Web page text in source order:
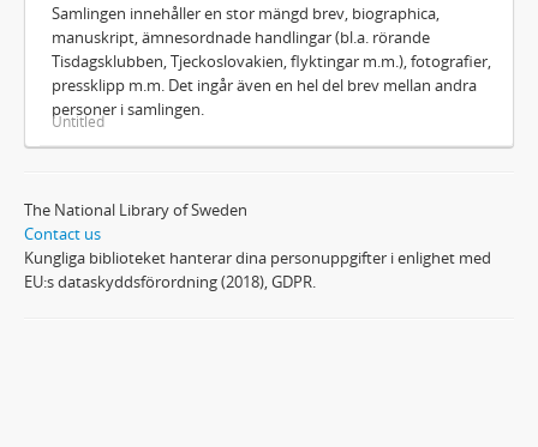
Samlingen innehåller en stor mängd brev, biographica,
manuskript, ämnesordnade handlingar (bl.a. rörande
Tisdagsklubben, Tjeckoslovakien, flyktingar m.m.), fotografier,
pressklipp m.m. Det ingår även en hel del brev mellan andra
personer i samlingen.
Untitled
The National Library of Sweden
Contact us
Kungliga biblioteket hanterar dina personuppgifter i enlighet med
EU:s dataskyddsförordning (2018), GDPR.